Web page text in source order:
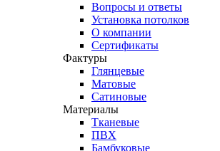
Вопросы и ответы
Установка потолков
О компании
Сертификаты
Фактуры
Глянцевые
Матовые
Сатиновые
Материалы
Тканевые
ПВХ
Бамбуковые